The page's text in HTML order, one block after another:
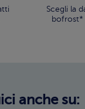
Scegli la
bofrost*
anche su: